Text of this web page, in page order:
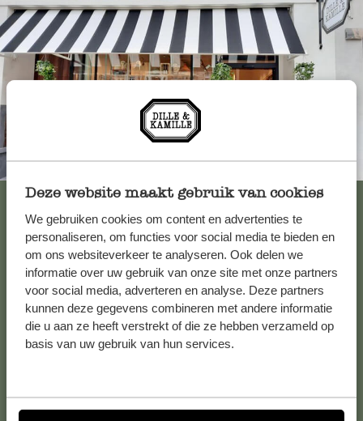
Deze website maakt gebruik van cookies
We gebruiken cookies om content en advertenties te
personaliseren, om functies voor social media te bieden en
om ons websiteverkeer te analyseren. Ook delen we
informatie over uw gebruik van onze site met onze partners
voor social media, adverteren en analyse. Deze partners
kunnen deze gegevens combineren met andere informatie
die u aan ze heeft verstrekt of die ze hebben verzameld op
basis van uw gebruik van hun services.
Immer in der Nähe
Alle 62 Geschäfte anzeigen
Kundenservice/Hilfe
Falls Sie Fragen haben oder Tipps und Hilfe brauchen, wenden
Sie sich bitte an unseren Kundenservice. Oder lesen Sie hier
die Antworten aufhäufig gestellte Fragen
kundenservice@dille-kamille.de